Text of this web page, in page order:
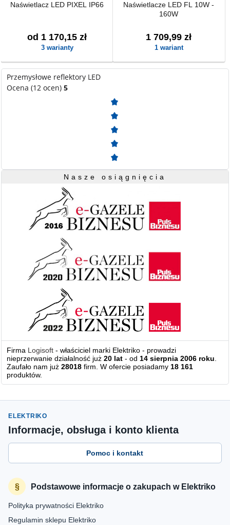
Naświetlacz LED PIXEL IP66
od 1 170,15 zł
3 warianty
Naświetlacze LED FL 10W -
160W
1 709,99 zł
1 wariant
Przemysłowe reflektory LED
Ocena (12 ocen)5
Nasze osiągnięcia
Firma Logisoft - właściciel marki Elektriko - prowadzi
nieprzerwanie działalność już20 lat - od14 sierpnia 2006 roku.
Zaufało nam już28018 firm. W ofercie posiadamy18 161
produktów.
ELEKTRIKO
Informacje, obsługa i konto klienta
Pomoc i kontakt
Podstawowe informacje o zakupach w Elektriko
Polityka prywatności Elektriko
Regulamin sklepu Elektriko